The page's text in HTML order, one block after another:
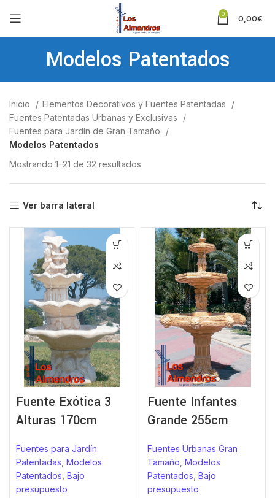
0 0,00€
Modelos Patentados
Inicio
Elementos Decorativos y Fuentes Patentadas
Fuentes Patentadas Urbanas y Exclusivas
Fuentes para Jardín de Gran Tamaño
Modelos Patentados
Mostrando 1–21 de 32 resultados
Ver barra lateral
Fuente Exótica 3
Alturas 170cm
Fuentes para Jardín
Patentadas Modelos
Patentados Bajo
presupuesto
Fuente Infantes
Grande 255cm
Fuentes Urbanas Gran
Tamaño Modelos
Patentados Bajo
presupuesto